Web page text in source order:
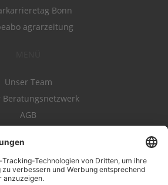
Bonn
agrarzeitung
Unser Team
Beratungsnetzwerk
AGB
Datenschutz
Impressum
Kontakt